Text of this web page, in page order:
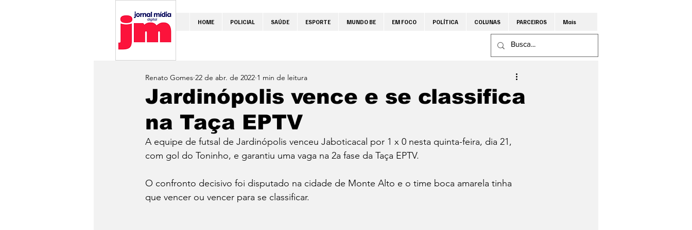
HOME POLICIAL SAÚDE ESPORTE MUNDO BE EM FOCO POLÍTICA COLUNAS PARCEIROS Mais
Jardinópolis vence e se classifica
na Taça EPTV
Renato Gomes 22 de abr. de 2022 1 min de leitura
A equipe de futsal de Jardinópolis venceu Jaboticacal por 1 x 0 nesta quinta-feira, dia 21,
com gol do Toninho, e garantiu uma vaga na 2a fase da Taça EPTV.
O confronto decisivo foi disputado na cidade de Monte Alto e o time boca amarela tinha
que vencer ou vencer para se classificar.